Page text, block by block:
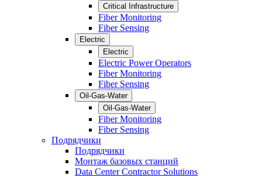
Critical Infrastructure
Fiber Monitoring
Fiber Sensing
Electric
Electric
Electric Power Operators
Fiber Monitoring
Fiber Sensing
Oil-Gas-Water
Oil-Gas-Water
Fiber Monitoring
Fiber Sensing
Подрядчики
Подрядчики
Монтаж базовых станций
Data Center Contractor Solutions